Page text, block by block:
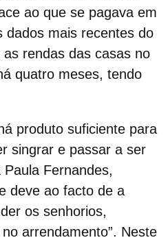
ao que se pagava em
dados mais recentes do
as rendas das casas no
quatro meses, tendo
produto suficiente para
singrar e passar a ser
Fernandes,
deve ao facto de a
os senhorios,
arrendamento”. Neste